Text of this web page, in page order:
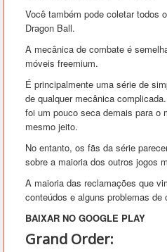
Você também pode coletar todos
Dragon Ball.
A mecânica de combate é
móveis freemium.
É principalmente uma série de
de qualquer mecânica
foi um pouco seca demais para o
mesmo jeito.
No entanto, os fãs da série
sobre a maioria dos outros jogos
A maioria das reclamações que
conteúdos e alguns problemas de
BAIXAR NO GOOGLE PLAY
Grand Order: